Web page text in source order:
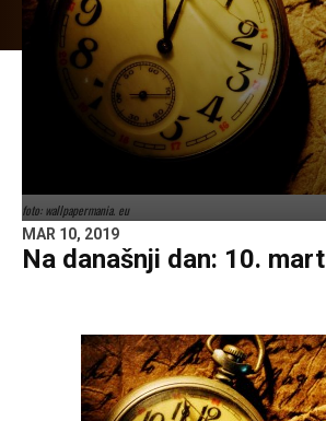
foto: wallpapermania. eu
MAR 10, 2019
Na današnji dan: 10. mart